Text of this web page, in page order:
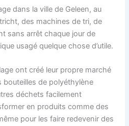
dans la ville de Geleen, au
des machines de tri, de
sans arrêt chaque jour de
usagé quelque chose d’utile.
ont créé leur propre marché
de polyéthylène
déchets facilement
en produits comme des
pour les faire redevenir des